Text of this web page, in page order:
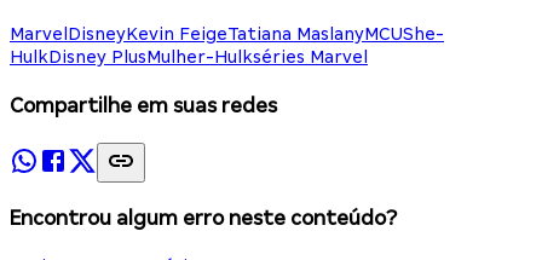
Marvel DisneyKevin FeigeTatiana MaslanyMCUShe-
HulkDisney PlusMulher-Hulkséries Marvel
Compartilhe em suas redes
Encontrou algum erro neste conteúdo?